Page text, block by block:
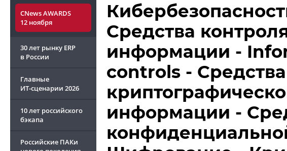
CNews AWARDS
12 ноября
30 лет рынку ERP
в России
Главные
ИТ-сценарии 2026
10 лет российского
бэкапа
Российские ПАКи
Средства
информации -
controls - Средства
информации -